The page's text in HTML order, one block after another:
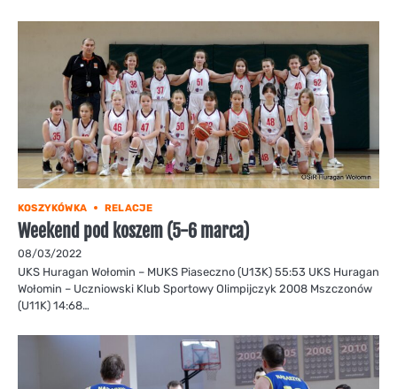
KOSZYKÓWKA RELACJE
Weekend pod koszem (5-6 marca)
08/03/2022
UKS Huragan Wołomin – MUKS Piaseczno (U13K) 55:53 UKS Huragan
Wołomin – Uczniowski Klub Sportowy Olimpijczyk 2008 Mszczonów
(U11K) 14:68…